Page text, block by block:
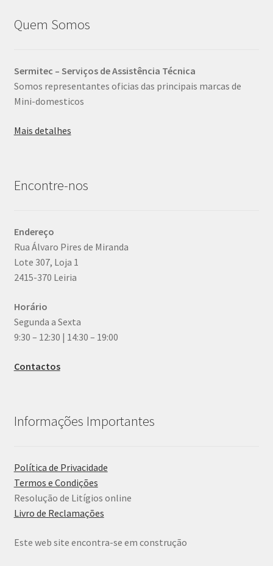
Quem Somos
Sermitec – Serviços de Assistência Técnica
Somos representantes oficias das principais marcas de
Mini-domesticos
Mais detalhes
Encontre-nos
Endereço
Rua Álvaro Pires de Miranda
Lote 307, Loja 1
2415-370 Leiria
Horário
Segunda a Sexta
9:30 – 12:30 | 14:30 – 19:00
Contactos
Informações Importantes
Política de Privacidade
Termos e Condições
Resolução de Litígios online
Livro de Reclamações
Este web site encontra-se em construção